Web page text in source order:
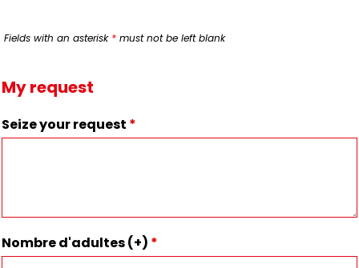
Fields with an asterisk * must not be left blank
My request
Seize your request *
Nombre d'adultes (+) *